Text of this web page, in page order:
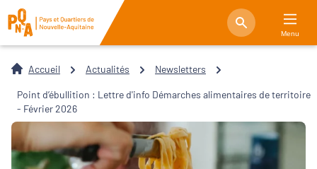
Menu
Accueil Actualités Newsletters
Point d’ébullition : Lettre d'info Démarches alimentaires de territoire
- Février 2026